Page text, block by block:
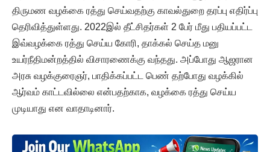
திருமண வழக்கை ரத்து செய்வதற்கு காவல்துறை தரப்பு எதிர்ப்பு
தெரிவித்துள்ளது. 2022இல் தீட்சிதர்கள் 2 பேர் மீது பதியப்பட்ட
இவ்வழக்கை ரத்து செய்ய கோரி, தாக்கல் செய்த மனு
உயர்நீதிமன்றத்தில் விசாரணைக்கு வந்தது. அப்போது ஆஜரான
அரசு வழக்குரைஞர், பாதிக்கப்பட்ட பெண் தற்போது வழக்கில்
ஆர்வம் காட்டவில்லை என்பதற்காக, வழக்கை ரத்து செய்ய
முடியாது என வாதாடினார்.